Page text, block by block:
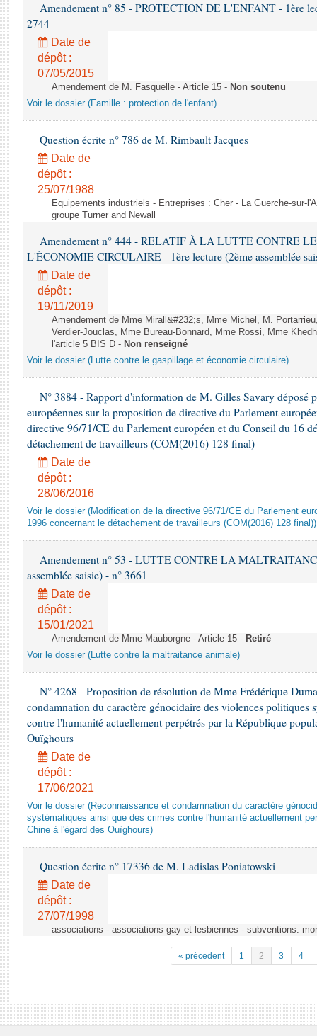
Amendement n° 85 - PROTECTION DE L'ENFANT - 1ère
2744
Date de
dépôt :
07/05/2015
Amendement de M. Fasquelle - Article 15 - Non soutenu
Voir le dossier (Famille : protection de l'enfant)
Question écrite n° 786 de M. Rimbault Jacques
Date de
dépôt :
25/07/1988
Equipements industriels - Entreprises : Cher - La Guerche-sur-
groupe Turner and Newall
Amendement n° 444 - RELATIF À LA LUTTE CONTRE
L'ÉCONOMIE CIRCULAIRE - 1ère lecture (2ème assemblée
Date de
dépôt :
19/11/2019
Amendement de Mme Mirall&#232;s, Mme Michel, M.
Verdier-Jouclas, Mme Bureau-Bonnard, Mme Rossi, Mme
l'article 5 BIS D - Non renseigné
Voir le dossier (Lutte contre le gaspillage et économie circulaire)
N° 3884 - Rapport d'information de M. Gilles Savary déposé
européennes sur la proposition de directive du Parlement
directive 96/71/CE du Parlement européen et du Conseil du 16
détachement de travailleurs (COM(2016) 128 final)
Date de
dépôt :
28/06/2016
Voir le dossier (Modification de la directive 96/71/CE du Parlement
1996 concernant le détachement de travailleurs (COM(2016) 128 final))
Amendement n° 53 - LUTTE CONTRE LA
assemblée saisie) - n° 3661
Date de
dépôt :
15/01/2021
Amendement de Mme Mauborgne - Article 15 - Retiré
Voir le dossier (Lutte contre la maltraitance animale)
N° 4268 - Proposition de résolution de Mme Frédérique
condamnation du caractère génocidaire des violences politiques
contre l'humanité actuellement perpétrés par la République
Ouïghours
Date de
dépôt :
17/06/2021
Voir le dossier (Reconnaissance et condamnation du caractère
systématiques ainsi que des crimes contre l'humanité actuellement
Chine à l'égard des Ouïghours)
Question écrite n° 17336 de M. Ladislas Poniatowski
Date de
dépôt :
27/07/1998
associations - associations gay et lesbiennes - subventions.
« précedent 1 2 3 4